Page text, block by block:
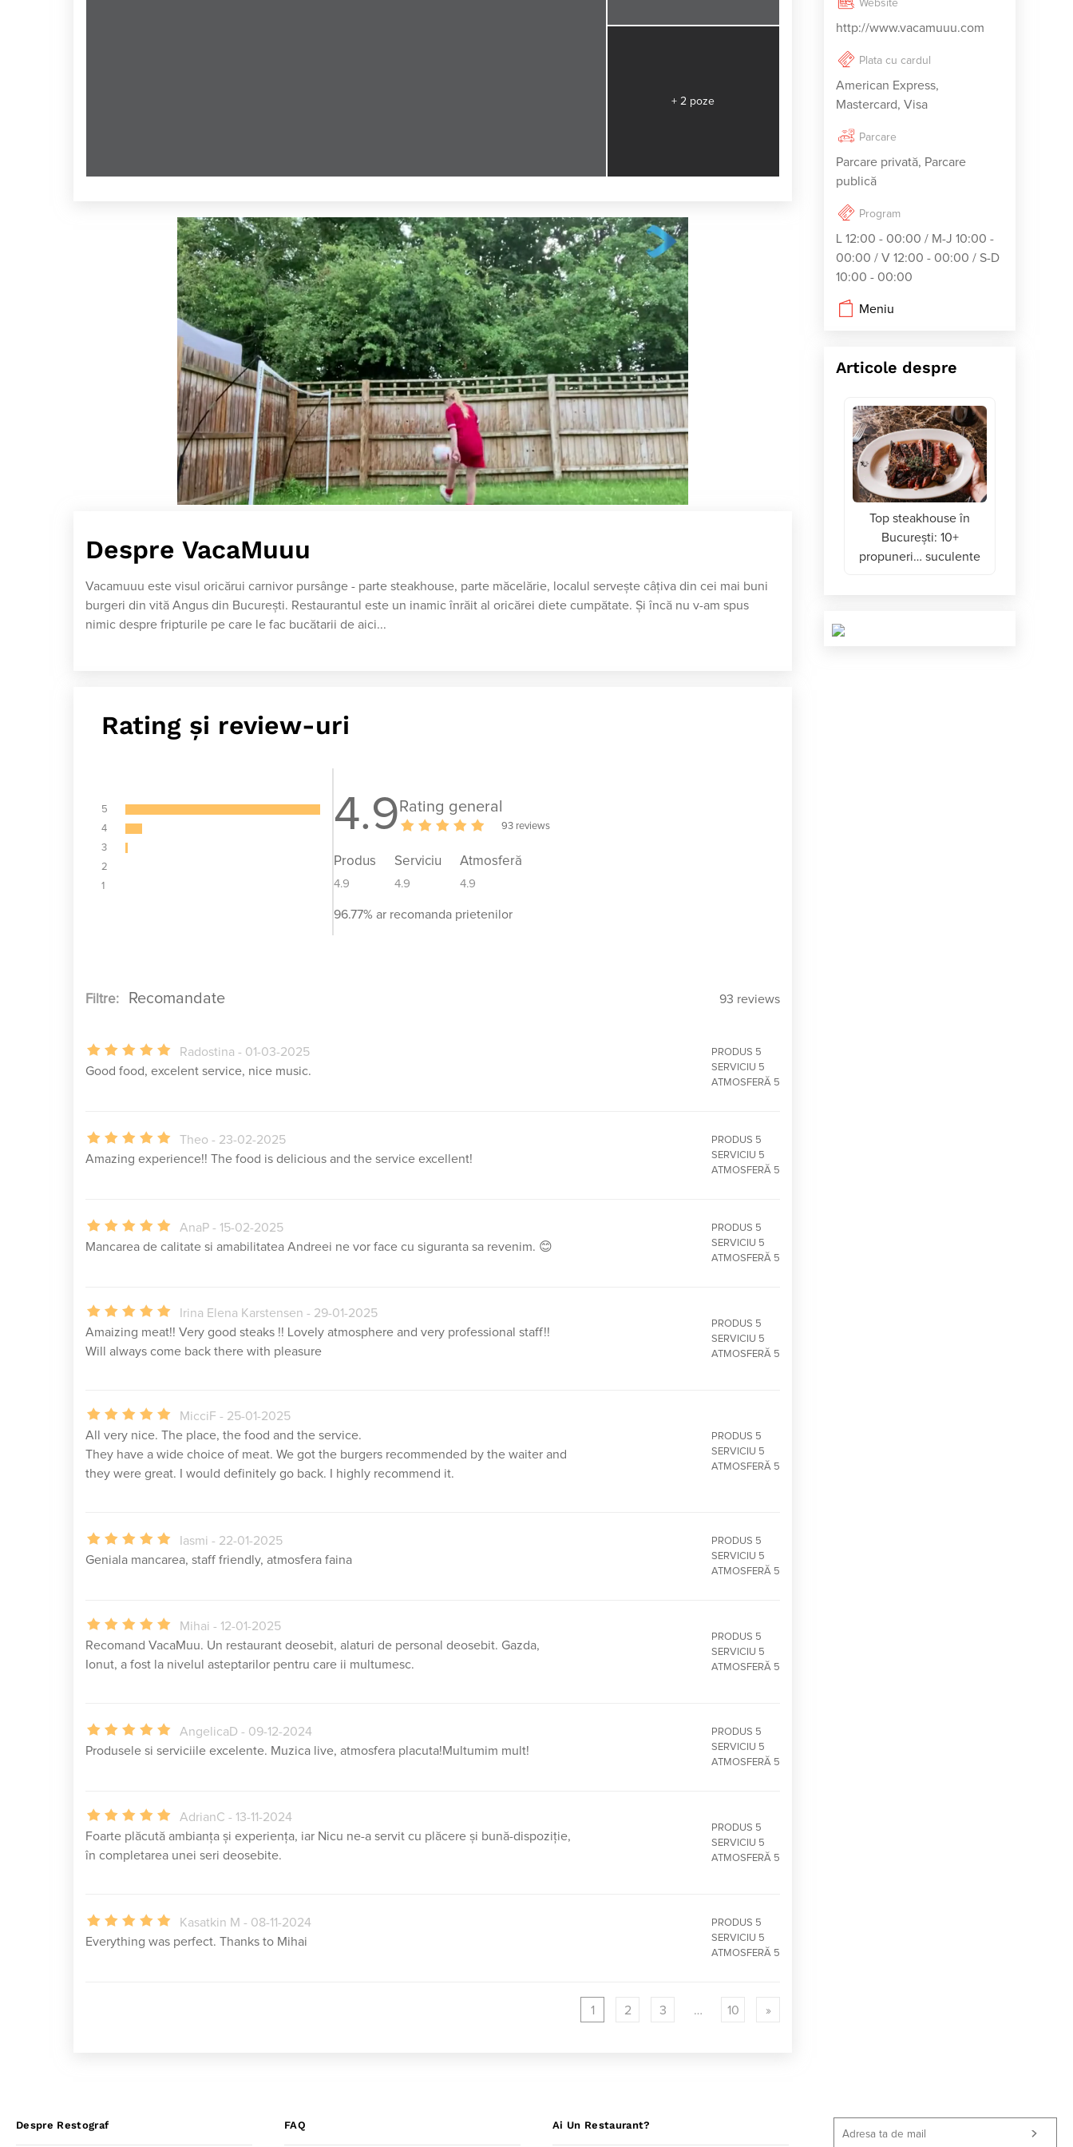
+ 2 poze
Despre VacaMuuu
Vacamuuu este visul oricărui carnivor pursânge - parte steakhouse, parte măcelărie, localul servește câțiva din cei mai buni
burgeri din vită Angus din București. Restaurantul este un inamic înrăit al oricărei diete cumpătate. Și încă nu v-am spus
nimic despre fripturile pe care le fac bucătarii de aici...
Rating și review-uri
5
4
3
2
1
4.9 Rating general
93 reviews
Produs
4.9
Serviciu
4.9
Atmosferă
4.9
96.77% ar recomanda prietenilor
Filtre: 93 reviews
Radostina - 01-03-2025
Good food, excelent service, nice music.
PRODUS 5
SERVICIU 5
ATMOSFERĂ 5
Theo - 23-02-2025
Amazing experience!! The food is delicious and the service excellent!
PRODUS 5
SERVICIU 5
ATMOSFERĂ 5
AnaP - 15-02-2025
Mancarea de calitate si amabilitatea Andreei ne vor face cu siguranta sa revenim. 😊
PRODUS 5
SERVICIU 5
ATMOSFERĂ 5
Irina Elena Karstensen - 29-01-2025
Amaizing meat!! Very good steaks !! Lovely atmosphere and very professional staff!!
Will always come back there with pleasure
PRODUS 5
SERVICIU 5
ATMOSFERĂ 5
MicciF - 25-01-2025
All very nice. The place, the food and the service.
They have a wide choice of meat. We got the burgers recommended by the waiter and
they were great. I would definitely go back. I highly recommend it.
PRODUS 5
SERVICIU 5
ATMOSFERĂ 5
Iasmi - 22-01-2025
Geniala mancarea, staff friendly, atmosfera faina
PRODUS 5
SERVICIU 5
ATMOSFERĂ 5
Mihai - 12-01-2025
Recomand VacaMuu. Un restaurant deosebit, alaturi de personal deosebit. Gazda,
Ionut, a fost la nivelul asteptarilor pentru care ii multumesc.
PRODUS 5
SERVICIU 5
ATMOSFERĂ 5
AngelicaD - 09-12-2024
Produsele si serviciile excelente. Muzica live, atmosfera placuta!Multumim mult!
PRODUS 5
SERVICIU 5
ATMOSFERĂ 5
AdrianC - 13-11-2024
Foarte plăcută ambianța și experiența, iar Nicu ne-a servit cu plăcere și bună-dispoziție,
în completarea unei seri deosebite.
PRODUS 5
SERVICIU 5
ATMOSFERĂ 5
Kasatkin M - 08-11-2024
Everything was perfect. Thanks to Mihai
PRODUS 5
SERVICIU 5
ATMOSFERĂ 5
1 2 3 … 10 »
Website
http://www.vacamuuu.com
Plata cu cardul
American Express,
Mastercard, Visa
Parcare
Parcare privată, Parcare
publică
Program
L 12:00 - 00:00 / M-J 10:00 -
00:00 / V 12:00 - 00:00 / S-D
10:00 - 00:00
Meniu
Articole despre
Top steakhouse în
Bucureşti: 10+
propuneri… suculente
Despre Restograf FAQ Ai Un Restaurant?